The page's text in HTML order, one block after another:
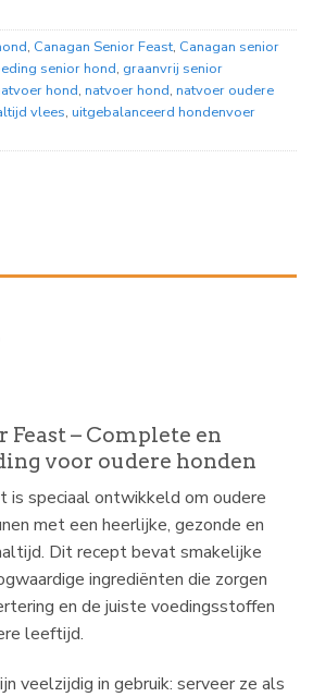
, Canagan Senior Feast, Canagan senior
senior hond, graanvrij senior
hond, natvoer hond, natvoer oudere
vlees, uitgebalanceerd hondenvoer
Feast – Complete en
voor oudere honden
is speciaal ontwikkeld om oudere
met een heerlijke, gezonde en
Dit recept bevat smakelijke
ingrediënten die zorgen
en de juiste voedingsstoffen
leeftijd.
veelzijdig in gebruik: serveer ze als